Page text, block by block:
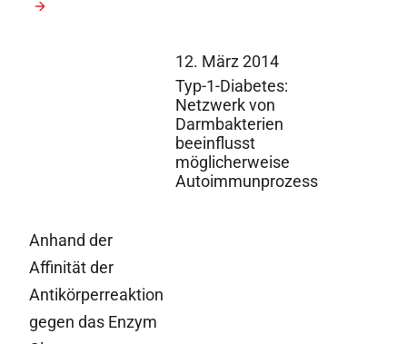
12. März 2014
Typ-1-Diabetes:
Netzwerk von
Darmbakterien
beeinflusst
möglicherweise
Autoimmunprozess
Anhand der
Affinität der
Antikörperreaktion
gegen das Enzym